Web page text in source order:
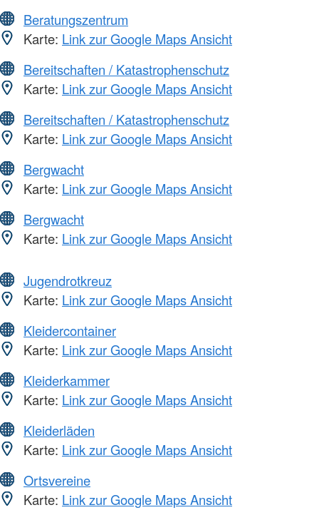
Beratungszentrum
Karte: Link zur Google Maps Ansicht
Bereitschaften / Katastrophenschutz
Karte: Link zur Google Maps Ansicht
Bereitschaften / Katastrophenschutz
Karte: Link zur Google Maps Ansicht
Bergwacht
Karte: Link zur Google Maps Ansicht
Bergwacht
Karte: Link zur Google Maps Ansicht
Jugendrotkreuz
Karte: Link zur Google Maps Ansicht
Kleidercontainer
Karte: Link zur Google Maps Ansicht
Kleiderkammer
Karte: Link zur Google Maps Ansicht
Kleiderläden
Karte: Link zur Google Maps Ansicht
Ortsvereine
Karte: Link zur Google Maps Ansicht